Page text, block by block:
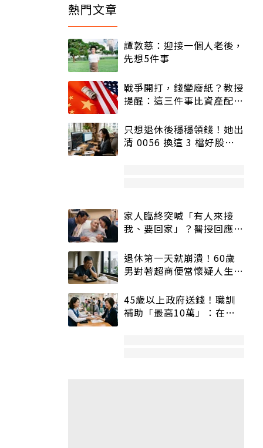
熱門文章
譚敦慈：迎接一個人老後，
先想5件事
戰爭開打，錢變廢紙？教授
提醒：這三件事比資產配置
只想退休後穩穩領錢！她出
清 0056 換這 3 檔好股：
家人臨終突喊「有人來接
我、要回家」？醫授回應方
退休第一天就崩潰！60歲
男對著超商便當懷疑人生
45歲以上政府送錢！職訓
補助「最高10萬」：在